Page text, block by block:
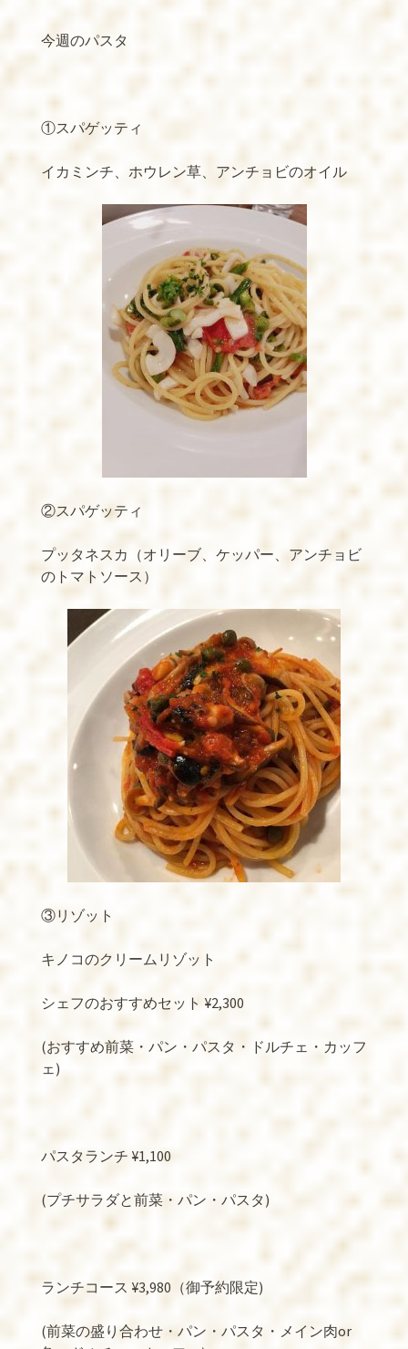
今週のパスタ
①スパゲッティ
イカミンチ、ホウレン草、アンチョビのオイル
②スパゲッティ
プッタネスカ（オリーブ、ケッパー、アンチョビ
のトマトソース）
③リゾット
キノコのクリームリゾット
シェフのおすすめセット ¥2,300
(おすすめ前菜・パン・パスタ・ドルチェ・カッフ
ェ)
パスタランチ ¥1,100
(プチサラダと前菜・パン・パスタ)
ランチコース ¥3,980 （御予約限定)
(前菜の盛り合わせ・パン・パスタ・メイン肉or